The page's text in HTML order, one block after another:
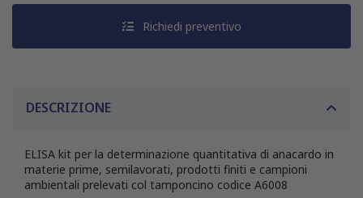
Richiedi preventivo
DESCRIZIONE
ELISA kit per la determinazione quantitativa di anacardo in
materie prime, semilavorati, prodotti finiti e campioni
ambientali prelevati col tamponcino codice A6008